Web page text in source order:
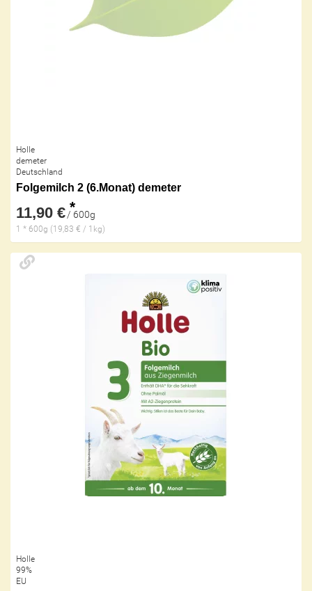
Holle
demeter
Deutschland
Folgemilch 2 (6.Monat) demeter
11,90 € *
/ 600g
1 * 600g (19,83 € / 1kg)
Holle
99%
EU